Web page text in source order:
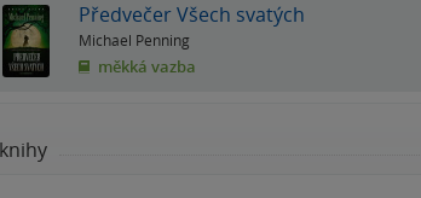
Předvečer Všech svatých
Michael Penning
měkká vazba